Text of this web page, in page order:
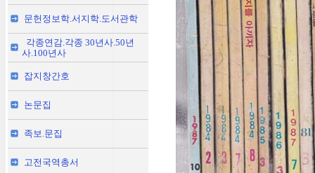
문헌정보학.서지학.도서관학
각종연감.각종 30년사.50년
사.100년사
잡지창간호
논문집
족보.문집
고전국역총서